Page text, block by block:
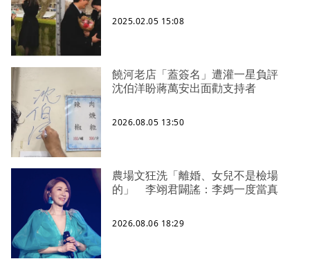
2025.02.05 15:08
饒河老店「蓋簽名」遭灌一星負評
沈伯洋盼蔣萬安出面勸支持者
2026.08.05 13:50
農場文狂洗「離婚、女兒不是檢場
的」 李翊君闢謠：李媽一度當真
2026.08.06 18:29